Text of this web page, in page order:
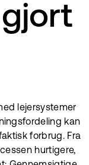
lejersystemer
kan
forbrug. Fra
hurtigere,